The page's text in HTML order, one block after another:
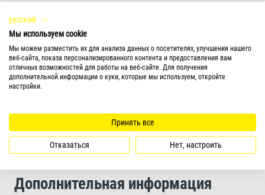
Производится по бережной технологии для
сохранения питательной ценности и стабильности
витаминов.
Форма корма
Дополнительная информация
русский
Мы используем cookie
Мы можем разместить их для анализа данных о посетителях, улучшения нашего
веб-сайта, показа персонализированного контента и предоставления вам
отличных возможностей для работы на веб-сайте. Для получения
дополнительной информации о куки, которые мы используем, откройте
настройки.
Принять все
Отказаться Нет, настроить